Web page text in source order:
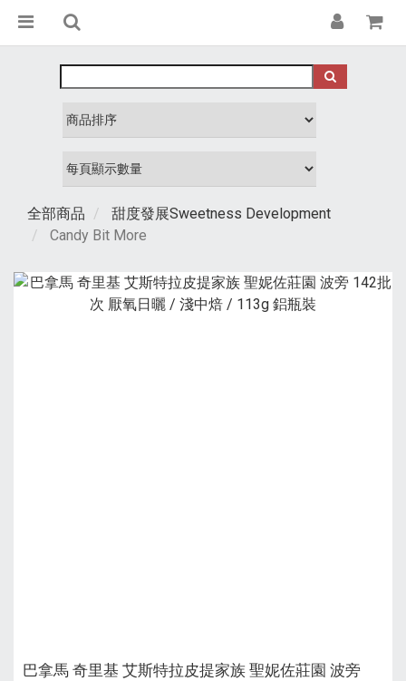
全部商品
甜度發展Sweetness Development
Candy Bit More
巴拿馬 奇里基 艾斯特拉皮提家族 聖妮佐莊園 波旁